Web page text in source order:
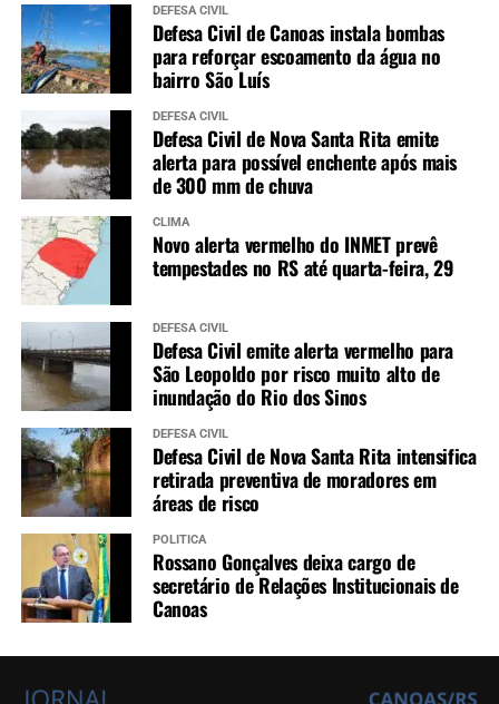
DEFESA CIVIL
Defesa Civil de Canoas instala bombas
para reforçar escoamento da água no
bairro São Luís
DEFESA CIVIL
Defesa Civil de Nova Santa Rita emite
alerta para possível enchente após mais
de 300 mm de chuva
CLIMA
Novo alerta vermelho do INMET prevê
tempestades no RS até quarta-feira, 29
DEFESA CIVIL
Defesa Civil emite alerta vermelho para
São Leopoldo por risco muito alto de
inundação do Rio dos Sinos
DEFESA CIVIL
Defesa Civil de Nova Santa Rita intensifica
retirada preventiva de moradores em
áreas de risco
POLÍTICA
Rossano Gonçalves deixa cargo de
secretário de Relações Institucionais de
Canoas